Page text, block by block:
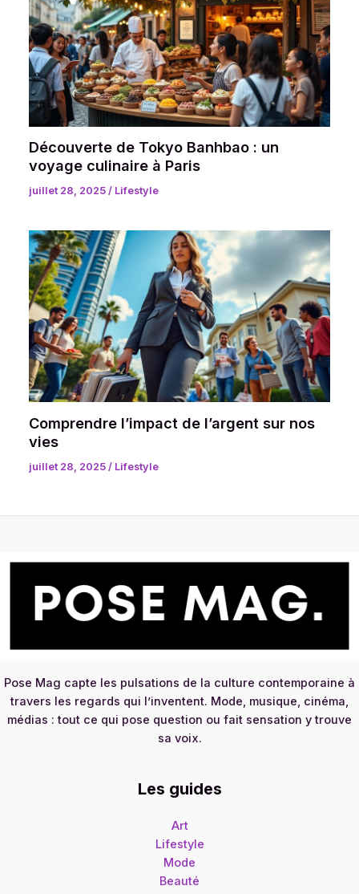
Découverte de Tokyo Banhbao : un
voyage culinaire à Paris
juillet 28, 2025/ Lifestyle
Comprendre l’impact de l’argent sur nos
vies
juillet 28, 2025 / Lifestyle
Pose Mag capte les pulsations de la culture contemporaine à
travers les regards qui l’inventent. Mode, musique, cinéma,
médias : tout ce qui pose question ou fait sensation y trouve
sa voix.
Les guides
Art
Lifestyle
Mode
Beauté